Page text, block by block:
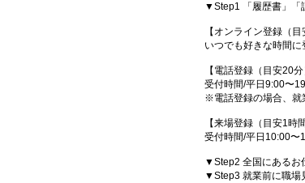
▼Step1 「履歴書」「
【オンライン登録（目
いつでも好きな時間に
【電話登録（目安20分
受付時間/平日9:00〜
※電話登録の場合、就
【来場登録（目安1時
受付時間/平日10:00〜
▼Step2 全国にあるお
▼Step3 就業前に職場